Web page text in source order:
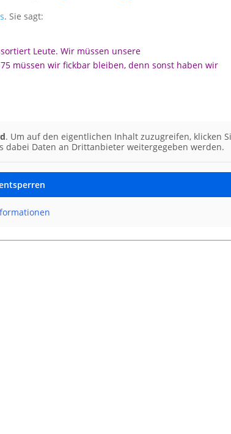
. Sie sagt:
Leute. Wir müssen unsere
müssen wir fickbar bleiben, denn sonst haben wir
. Um auf den eigentlichen Inhalt zuzugreifen, klicken
dabei Daten an Drittanbieter weitergegeben werden.